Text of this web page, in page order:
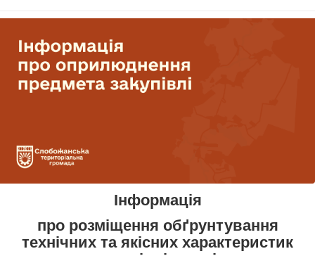
Інформація
про розміщення обґрунтування
технічних та якісних характеристик